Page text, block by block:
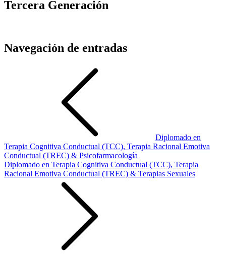
Tercera Generación
Navegación de entradas
Diplomado en
Terapia Cognitiva Conductual (TCC), Terapia Racional Emotiva
Conductual (TREC) & Psicofarmacología
Diplomado en Terapia Cognitiva Conductual (TCC), Terapia
Racional Emotiva Conductual (TREC) & Terapias Sexuales